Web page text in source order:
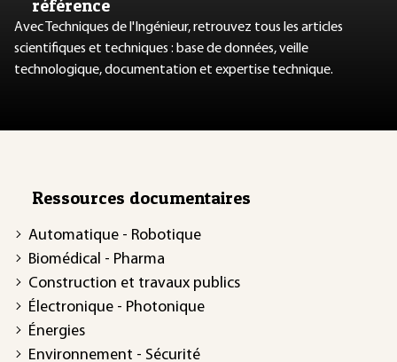
référence
Avec Techniques de l'Ingénieur, retrouvez tous les articles
scientifiques et techniques : base de données, veille
technologique, documentation et expertise technique.
Ressources documentaires
Automatique - Robotique
Biomédical - Pharma
Construction et travaux publics
Électronique - Photonique
Énergies
Environnement - Sécurité